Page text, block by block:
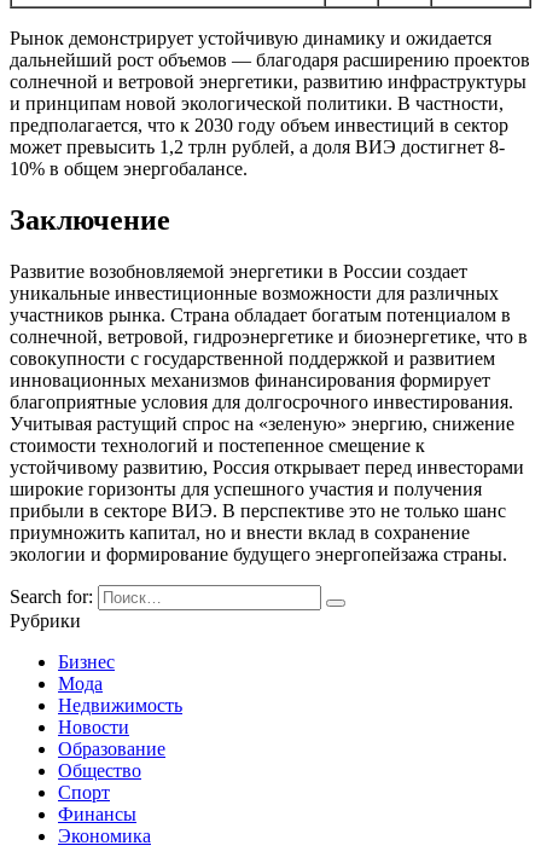
Рынок демонстрирует устойчивую динамику и ожидается
дальнейший рост объемов — благодаря расширению проектов
солнечной и ветровой энергетики, развитию инфраструктуры
и принципам новой экологической политики. В частности,
предполагается, что к 2030 году объем инвестиций в сектор
может превысить 1,2 трлн рублей, а доля ВИЭ достигнет 8-
10% в общем энергобалансе.
Заключение
Развитие возобновляемой энергетики в России создает
уникальные инвестиционные возможности для различных
участников рынка. Страна обладает богатым потенциалом в
солнечной, ветровой, гидроэнергетике и биоэнергетике, что в
совокупности с государственной поддержкой и развитием
инновационных механизмов финансирования формирует
благоприятные условия для долгосрочного инвестирования.
Учитывая растущий спрос на «зеленую» энергию, снижение
стоимости технологий и постепенное смещение к
устойчивому развитию, Россия открывает перед инвесторами
широкие горизонты для успешного участия и получения
прибыли в секторе ВИЭ. В перспективе это не только шанс
приумножить капитал, но и внести вклад в сохранение
экологии и формирование будущего энергопейзажа страны.
Search for:
Рубрики
Бизнес
Мода
Недвижимость
Новости
Образование
Общество
Спорт
Финансы
Экономика